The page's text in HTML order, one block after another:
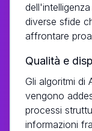
diverse sfide
affrontare
Qualità e
Gli algoritmi di
vengono
processi
informazioni